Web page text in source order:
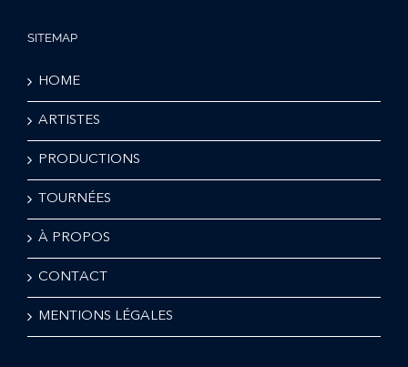
SITEMAP
HOME
ARTISTES
PRODUCTIONS
TOURNÉES
À PROPOS
CONTACT
MENTIONS LÉGALES